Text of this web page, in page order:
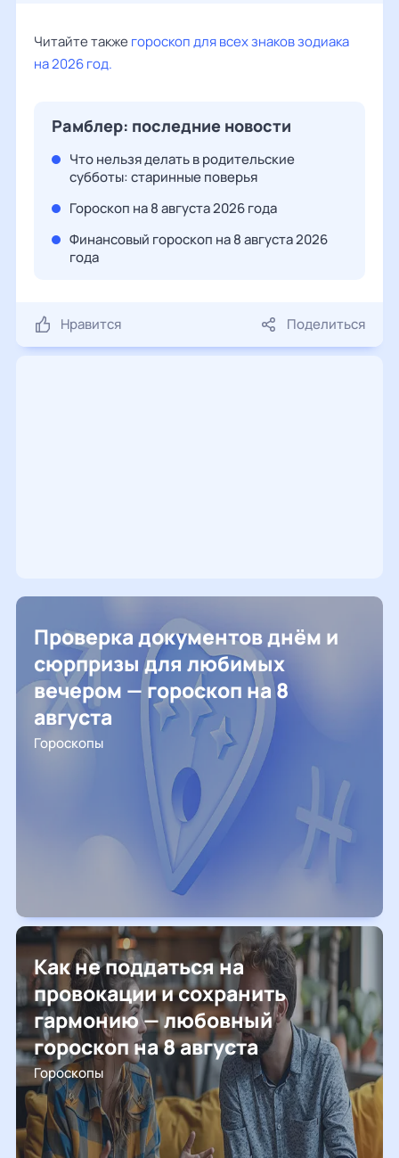
Читайте также гороскоп для всех знаков зодиака
на 2026 год.
Рамблер: последние новости
Что нельзя делать в родительские
субботы: старинные поверья
Гороскоп на 8 августа 2026 года
Финансовый гороскоп на 8 августа 2026
года
Нравится Поделиться
Проверка документов днём и
сюрпризы для любимых
вечером — гороскоп на 8
августа
Гороскопы
Как не поддаться на
провокации и сохранить
гармонию — любовный
гороскоп на 8 августа
Гороскопы